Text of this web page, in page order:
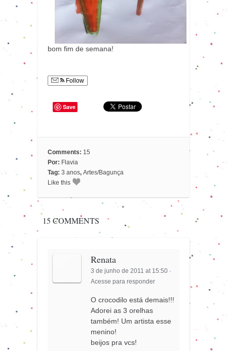
bom fim de semana!
Follow
Save
Comments: 15
Por: Flavia
Tag: 3 anos, Artes/Bagunça
Like this
15 COMMENTS
Renata
3 de junho de 2011 at 15:50 ·
Acesse para responder
O crocodilo está demais!!!
Adorei as 3 orelhas
também! Um artista esse
menino!
beijos pra vcs!